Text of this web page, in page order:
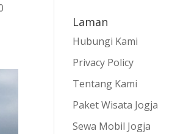
Laman
Hubungi Kami
Privacy Policy
Tentang Kami
Paket Wisata Jogja
Sewa Mobil Jogja